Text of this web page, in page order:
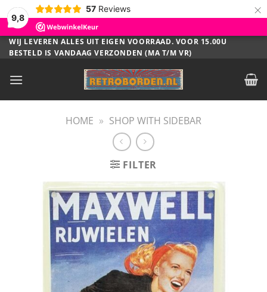
9,8
57 Reviews ×
Ga
naar
WIJ LEVEREN ALLES UIT EIGEN VOORRAAD. VOOR 15.00U
BESTELD IS VANDAAG VERZONDEN (MA T/M VR)
HOME » SHOP WITH SIDEBAR
FILTER